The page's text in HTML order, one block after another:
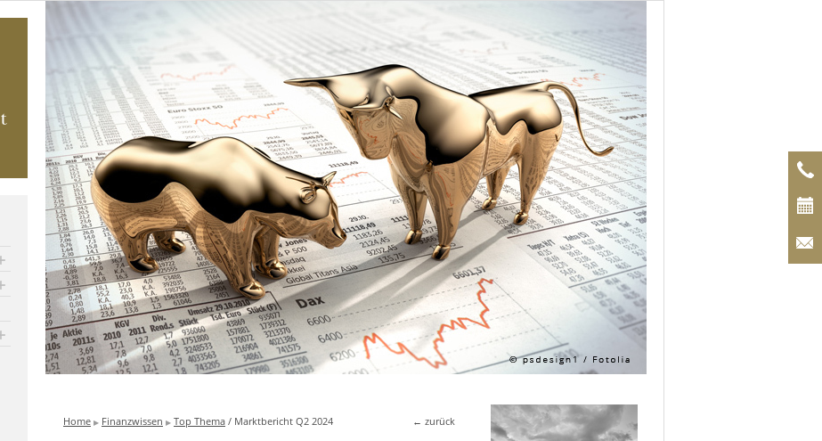
Home ▶ Finanzwissen ▶ Top Thema / Marktbericht Q2 2024 ← zurück